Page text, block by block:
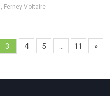
Ferney-Voltaire
3 4 5 … 11 »